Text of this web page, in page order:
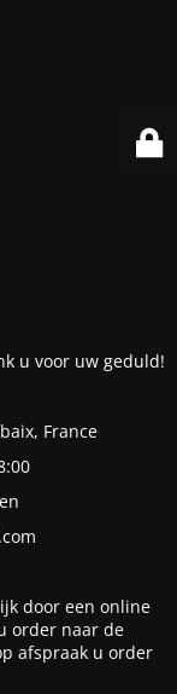
u voor uw geduld!
France
door een online
order naar de
afspraak u order